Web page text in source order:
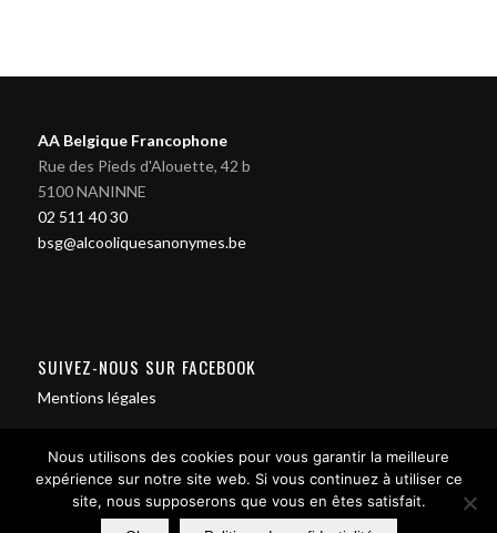
AA Belgique Francophone
Rue des Pieds d'Alouette, 42 b
5100 NANINNE
02 511 40 30
bsg@alcooliquesanonymes.be
SUIVEZ-NOUS SUR FACEBOOK
Mentions légales
Nous utilisons des cookies pour vous garantir la meilleure
expérience sur notre site web. Si vous continuez à utiliser ce
site, nous supposerons que vous en êtes satisfait.
Contact us